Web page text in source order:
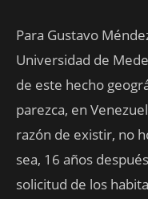
Para Gustavo
Universidad de
de este hecho
parezca, en
razón de existir, no
sea, 16 años
solicitud de los